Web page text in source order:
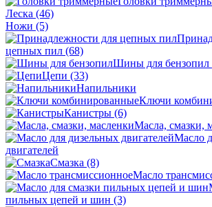
Леска (46)
Ножи (5)
цепных пил (68)
Шины для бензопил
Цепи (33)
Напильники
Ключи
Канистры (6)
Масла, смазки,
Масло
двигателей
Смазка (8)
Масло
пильных цепей и шин (3)